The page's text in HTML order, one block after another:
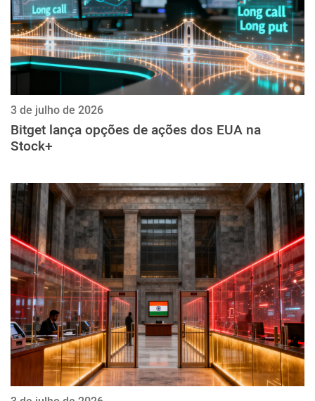
3 de julho de 2026
Bitget lança opções de ações dos EUA na
Stock+